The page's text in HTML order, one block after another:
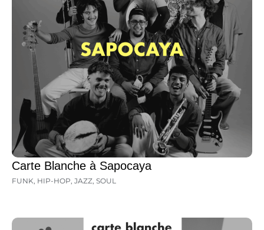
Carte Blanche à Sapocaya
FUNK, HIP-HOP, JAZZ, SOUL